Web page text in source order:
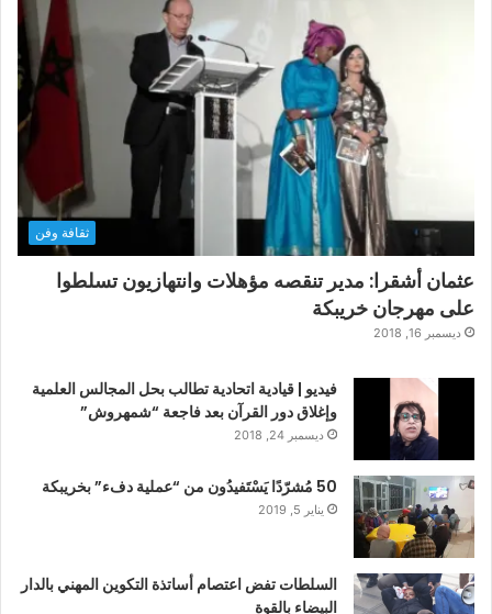
ثقافة وفن
عثمان أشقرا: مدير تنقصه مؤهلات وانتهازيون تسلطوا
على مهرجان خريبكة
ديسمبر 16, 2018
فيديو | قيادية اتحادية تطالب بحل المجالس العلمية
وإغلاق دور القرآن بعد فاجعة “شمهروش”
ديسمبر 24, 2018
50 مُشرّدًا يَسْتَفيدُون من “عملية دفء” بخريبكة
يناير 5, 2019
السلطات تفض اعتصام أساتذة التكوين المهني بالدار
البيضاء بالقوة